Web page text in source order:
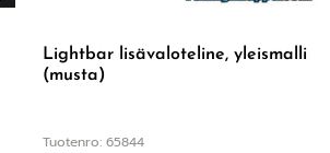
Lightbar lisävaloteline, yleismalli
(musta)
Tuotenro: 65844